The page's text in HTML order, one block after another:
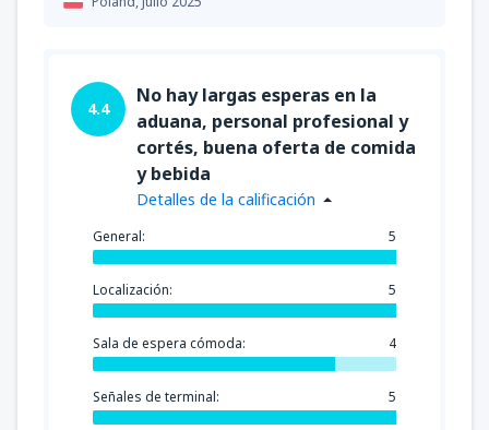
4.4
No hay largas esperas en la
aduana, personal profesional y
cortés, buena oferta de comida
y bebida
Detalles de la calificación
General: 5
Localización: 5
Sala de espera cómoda: 4
Señales de terminal: 5